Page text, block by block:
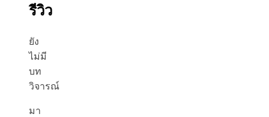
รีวิว
ยัง
ไม่มี
บท
วิจารณ์
มา